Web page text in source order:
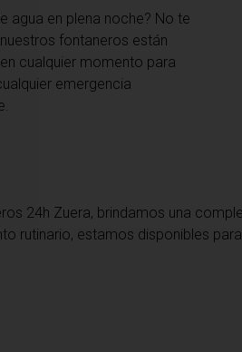
agua en plena noche? No te
fontaneros están
cualquier momento para
emergencia
24h Zuera, brindamos una
rutinario, estamos disponibles